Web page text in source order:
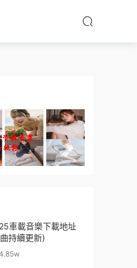
車載音樂下載地址
持續更新)